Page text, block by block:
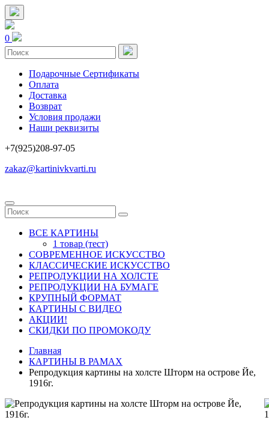
0
Подарочные Сертификаты
Оплата
Доставка
Возврат
Условия продажи
Наши реквизиты
+7(925)208-97-05
zakaz@kartinivkvarti.ru
ВСЕ КАРТИНЫ
1 товар (тест)
СОВРЕМЕННОЕ ИСКУССТВО
КЛАССИЧЕСКИЕ ИСКУССТВО
РЕПРОДУКЦИИ НА ХОЛСТЕ
РЕПРОДУКЦИИ НА БУМАГЕ
КРУПНЫЙ ФОРМАТ
КАРТИНЫ С ВИДЕО
АКЦИИ!
СКИДКИ ПО ПРОМОКОДУ
Главная
КАРТИНЫ В РАМАХ
Репродукция картины на холсте Шторм на острове Йе,
1916г.